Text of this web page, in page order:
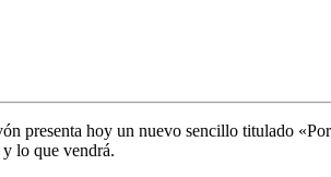
presenta hoy un nuevo sencillo titulado
lo que vendrá.